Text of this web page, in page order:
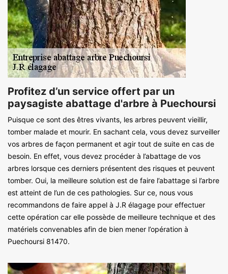
Profitez d’un service offert par un
paysagiste abattage d'arbre à Puechoursi
Puisque ce sont des êtres vivants, les arbres peuvent vieillir,
tomber malade et mourir. En sachant cela, vous devez surveiller
vos arbres de façon permanent et agir tout de suite en cas de
besoin. En effet, vous devez procéder à l’abattage de vos
arbres lorsque ces derniers présentent des risques et peuvent
tomber. Oui, la meilleure solution est de faire l’abattage si l’arbre
est atteint de l’un de ces pathologies. Sur ce, nous vous
recommandons de faire appel à J.R élagage pour effectuer
cette opération car elle possède de meilleure technique et des
matériels convenables afin de bien mener l’opération à
Puechoursi 81470.